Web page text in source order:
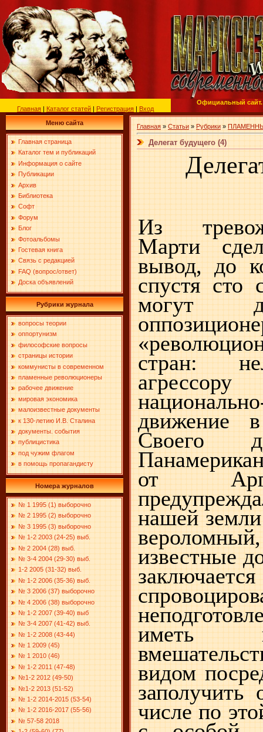
Главная | Каталог статей | Регистрация | Вход
Официальный сайт.
Меню сайта
Главная страница
Каталог тем и публикаций
Информация о сайте
Публикации
Архив
Библиотека
Софт
Форум
Блог
Фотоальбомы
Гостевая книга
Связь с редакцией
FAQ (вопрос/ответ)
Доска объявлений
Рубрики журнала
вопросы теории
оппортунизм
философские вопросы
страницы истории
коммунисты в современном
пламенные революционеры
рабочее движение
мировая экономика
малоизвестные документы
к 130-летию И.В. Сталина
документы. события
публицистика
под чужим флагом
в помощь пропагандисту
Номера журналов
№ 1 1995 (1) выборочно
№ 2 1995 (2) выборочно
№ 3 1995 (3) выборочно
№ 1-2 2003 (24-25) выб.
№ 2 2004 (28) выб.
№ 3-4 2004 (29-30) выб.
1-2 2005 (31-32) выб.
№ 1-2 2006 (35-36) выб.
№ 3 2006 (37) выборочно
№ 4 2006 (38) выборочно
№ 1-2 2007 (39-40) выб
№ 3-4 2007 (41-42) выб.
№ 1-2 2008 (43-44)
№ 1 2009 (45)
№ 1 2010 (46)
№ 1-2 2011 (47-48)
№1-2 2012 (49-50)
№1-2 2013 (51-52)
№ 1-2 2014-2015 (53-54)
№ 1-2 2016-2017 (55-56)
№ 57-58 2018
Главная » Статьи » Рубрики »
Делегат будущего (4)
Из
Марти
вывод, до
спустя
могут
стран:
движение
Своего
от
нашей
известные
иметь
видом
заполучить
числе по